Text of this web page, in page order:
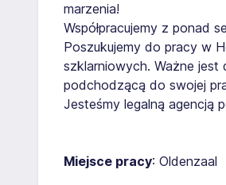
marzenia!
Współpracujemy z ponad
Poszukujemy do pracy w
szklarniowych. Ważne jest
podchodzącą do swojej
Jesteśmy legalną agencją
Miejsce pracy: Oldenzaal